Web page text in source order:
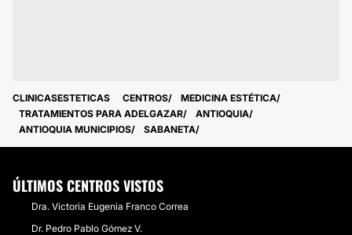
CLINICASESTETICAS CENTROS
MEDICINA ESTÉTICA
TRATAMIENTOS PARA ADELGAZAR
ANTIOQUIA
ANTIOQUIA MUNICIPIOS
SABANETA
ÚLTIMOS CENTROS VISTOS
Dra. Victoria Eugenia Franco Correa
Dr. Pedro Pablo Gómez V.